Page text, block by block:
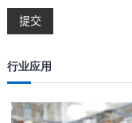
行业应用